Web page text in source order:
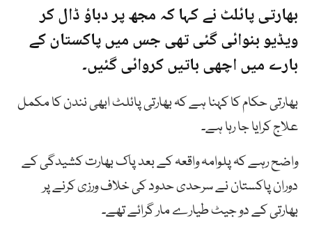
بھارتی پائلٹ نے کہا کہ مجھ پر دباؤ ڈال کر
ویڈیو بنوائی گئی تھی جس میں پاکستان کے
بارے میں اچھی باتیں کروائی گئیں۔
بھارتی حکام کا کہنا ہے کہ بھارتی پائلٹ ابھی نندن کا مکمل
علاج کرایا جا رہا ہے۔
واضح رہے کہ پلوامہ واقعہ کے بعد پاک بھارت کشیدگی کے
دوران پاکستان نے سرحدی حدود کی خلاف ورزی کرنے پر
بھارتی کے دو جیٹ طیارے مار گرائے تھے۔